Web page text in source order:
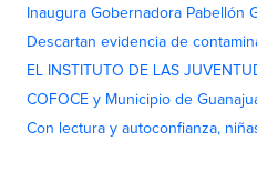
Inaugura Gobernadora Pabellón
Descartan evidencia de
EL INSTITUTO DE LAS
COFOCE y Municipio de
Con lectura y autoconfianza,